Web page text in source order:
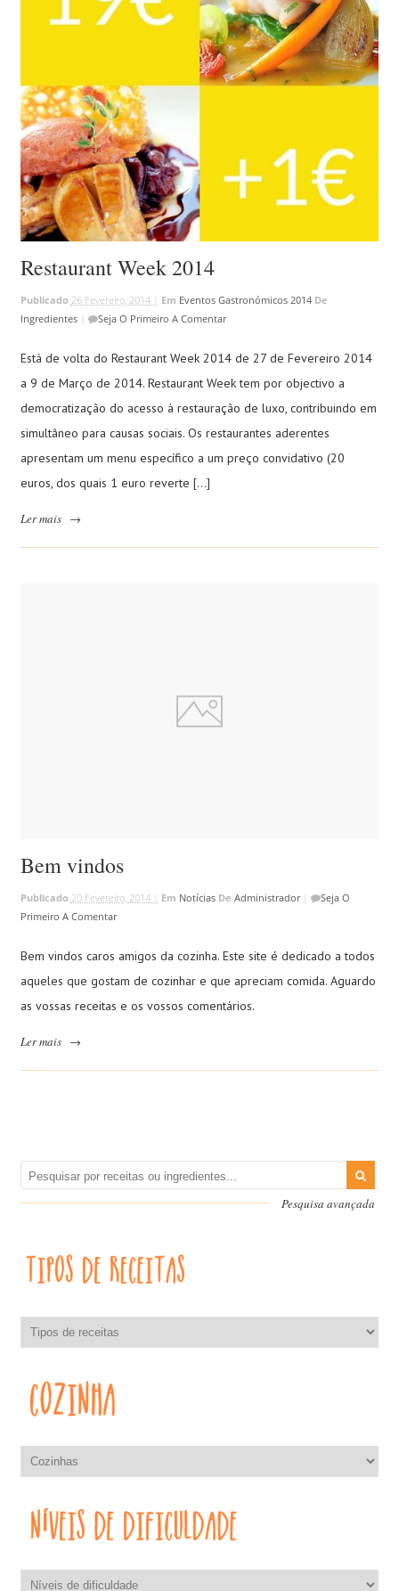
Restaurant Week 2014
Publicado 26 Fevereiro, 2014 | Em Eventos Gastronómicos 2014 De
Ingredientes| Seja O Primeiro A Comentar
Está de volta do Restaurant Week 2014 de 27 de Fevereiro 2014
a 9 de Março de 2014. Restaurant Week tem por objectivo a
democratização do acesso à restauração de luxo, contribuindo em
simultâneo para causas sociais. Os restaurantes aderentes
apresentam um menu específico a um preço convidativo (20
euros, dos quais 1 euro reverte […]
Ler mais →
Bem vindos
Publicado 20 Fevereiro, 2014 | Em Notícias De Administrador|
Seja O
Primeiro A Comentar
Bem vindos caros amigos da cozinha. Este site é dedicado a todos
aqueles que gostam de cozinhar e que apreciam comida. Aguardo
as vossas receitas e os vossos comentários.
Ler mais →
Pesquisa avançada